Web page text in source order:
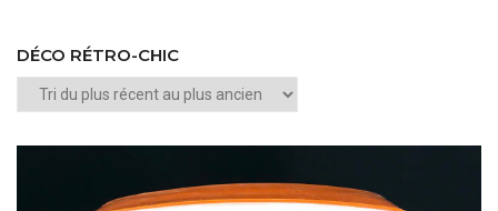
DÉCO RÉTRO-CHIC